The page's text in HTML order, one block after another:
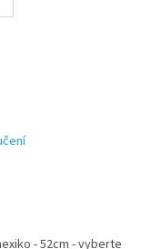
- 52cm - vyberte